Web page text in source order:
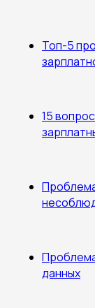
Топ-5
15
данных